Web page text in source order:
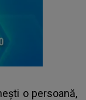
o persoană,